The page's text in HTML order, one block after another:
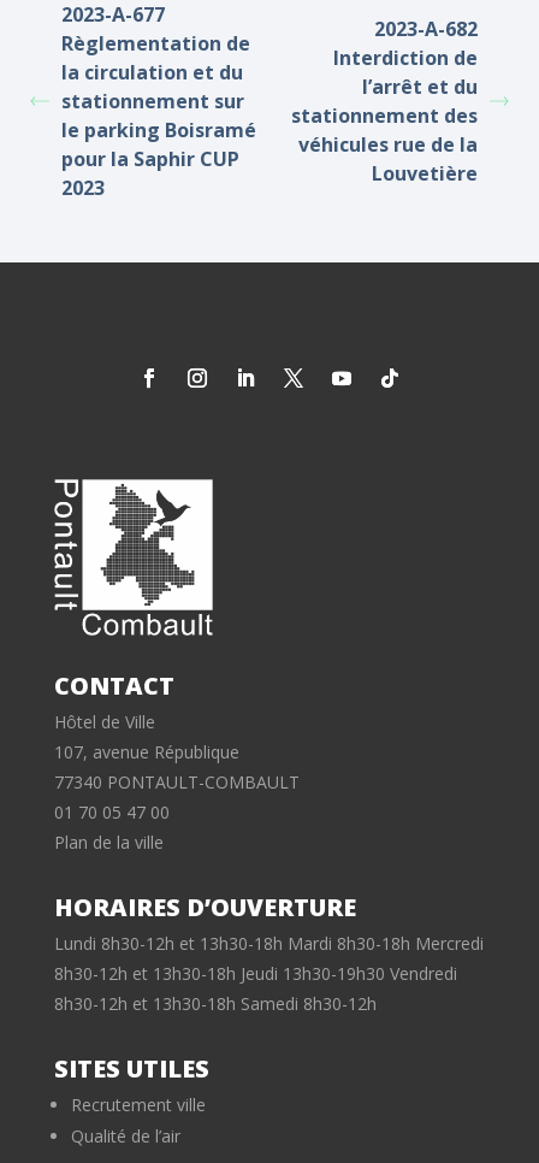
2023-A-677
Règlementation de
la circulation et du
stationnement sur
le parking Boisramé
pour la Saphir CUP
2023
2023-A-682
Interdiction de
l’arrêt et du
stationnement des
véhicules rue de la
Louvetière
CONTACT
Hôtel de Ville
107, avenue République
77340 PONTAULT-COMBAULT
01 70 05 47 00
Plan de la ville
HORAIRES D’OUVERTURE
Lundi 8h30-12h et 13h30-18h Mardi 8h30-18h Mercredi
8h30-12h et 13h30-18h Jeudi 13h30-19h30 Vendredi
8h30-12h et 13h30-18h Samedi 8h30-12h
SITES UTILES
Recrutement ville
Qualité de l’air